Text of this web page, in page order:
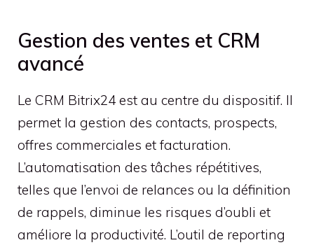
Gestion des ventes et CRM
avancé
Le CRM Bitrix24 est au centre du dispositif. Il
permet la gestion des contacts, prospects,
offres commerciales et facturation.
L’automatisation des tâches répétitives,
telles que l’envoi de relances ou la définition
de rappels, diminue les risques d’oubli et
améliore la productivité. L’outil de reporting